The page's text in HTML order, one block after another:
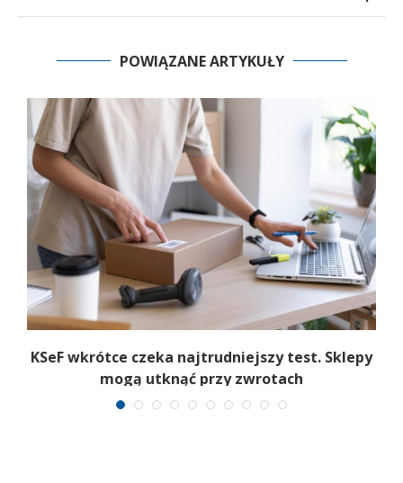
POWIĄZANE ARTYKUŁY
KSeF wkrótce czeka najtrudniejszy test. Sklepy
mogą utknąć przy zwrotach